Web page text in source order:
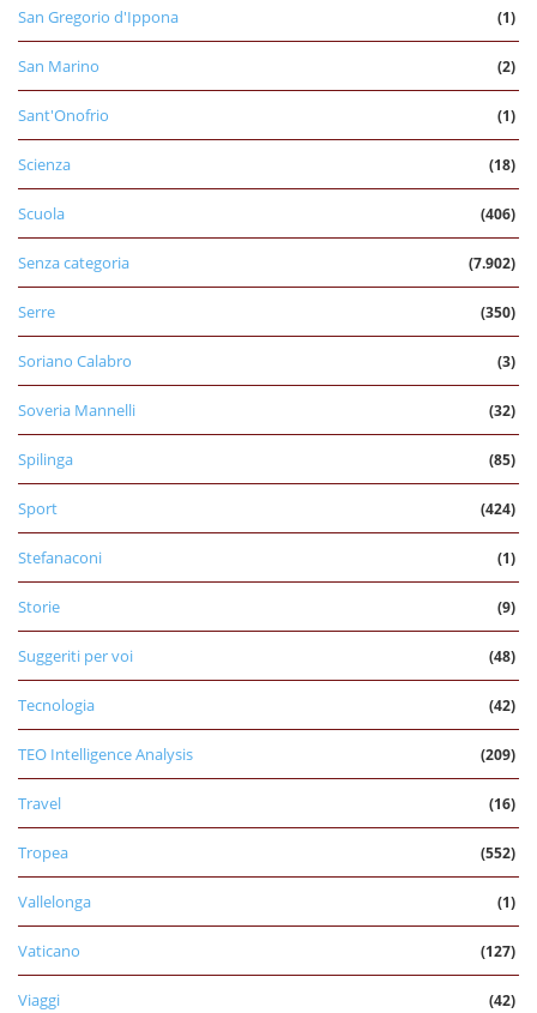
San Gregorio d'Ippona (1)
San Marino (2)
Sant'Onofrio (1)
Scienza (18)
Scuola (406)
Senza categoria (7.902)
Serre (350)
Soriano Calabro (3)
Soveria Mannelli (32)
Spilinga (85)
Sport (424)
Stefanaconi (1)
Storie (9)
Suggeriti per voi (48)
Tecnologia (42)
TEO Intelligence Analysis (209)
Travel (16)
Tropea (552)
Vallelonga (1)
Vaticano (127)
Viaggi (42)